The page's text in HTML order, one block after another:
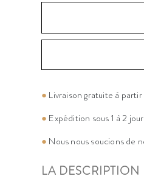
● Livraison gratuite à
● Expédition sous 1 à 2
● Nous nous soucions de
LA DESCRIPTION